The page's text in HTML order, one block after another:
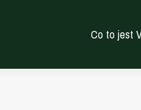
Co to jest